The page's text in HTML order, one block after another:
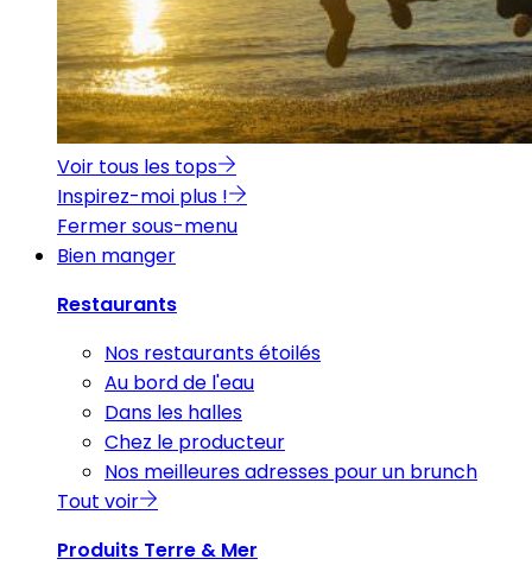
Voir tous les tops
Inspirez-moi plus !
Fermer sous-menu
Bien manger
Restaurants
Nos restaurants étoilés
Au bord de l'eau
Dans les halles
Chez le producteur
Nos meilleures adresses pour un brunch
Tout voir
Produits Terre & Mer